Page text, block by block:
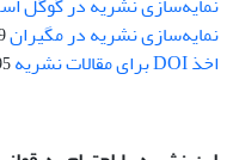
نمایه‌سازی نشریه در مگیران
اخذ DOI برای مقالات نشریه